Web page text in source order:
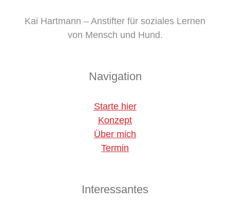
Kai Hartmann – Anstifter für soziales Lernen
von Mensch und Hund.
Navigation
Starte hier
Konzept
Über mich
Termin
Interessantes